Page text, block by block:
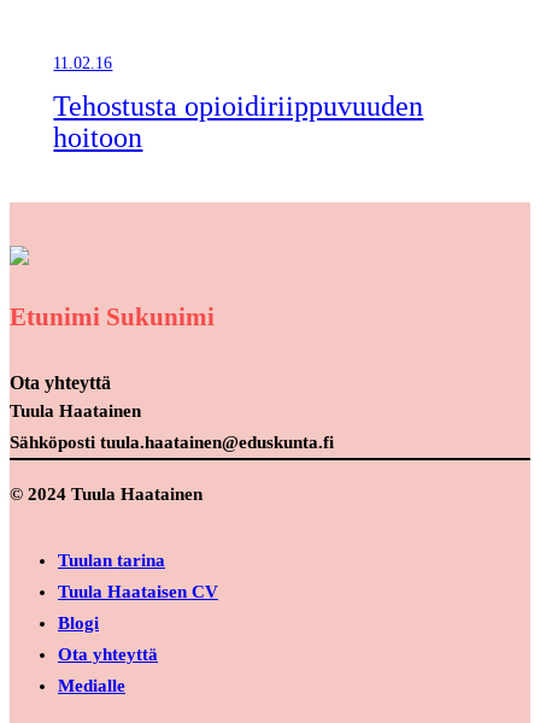
11.02.16
Tehostusta opioidiriippuvuuden
hoitoon
Etunimi Sukunimi
Ota yhteyttä
Tuula Haatainen
Sähköposti tuula.haatainen@eduskunta.fi
© 2024 Tuula Haatainen
Tuulan tarina
Tuula Haataisen CV
Blogi
Ota yhteyttä
Medialle